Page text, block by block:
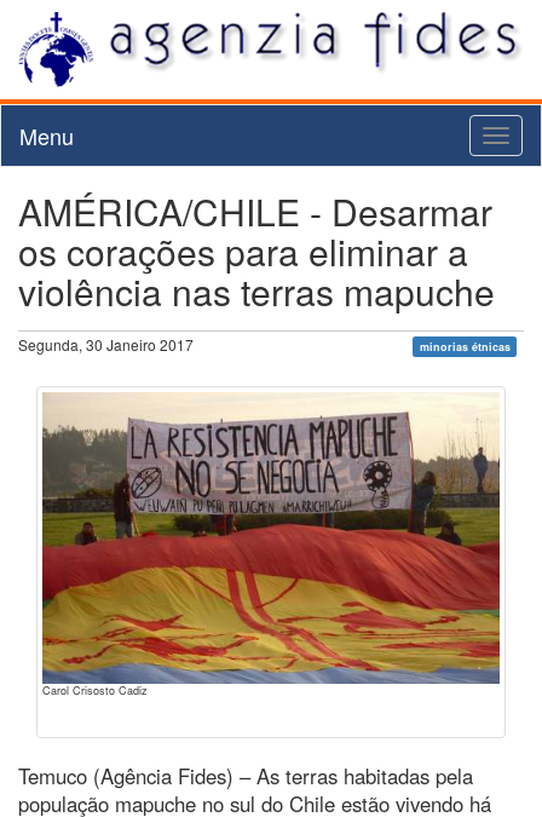
Menu
AMÉRICA/CHILE - Desarmar
os corações para eliminar a
violência nas terras mapuche
Segunda, 30 Janeiro 2017 minorias étnicas
Carol Crisosto Cadiz
Temuco (Agência Fides) – As terras habitadas pela
população mapuche no sul do Chile estão vivendo há